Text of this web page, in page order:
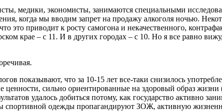
медики, экономисты, занимаются специальными
когда мы вводим запрет на продажу алкоголя ночью.
это приводит к росту самогона и некачественного,
крае – с 11. И в других городах – с 10. Но я все равно
показывают, что за 10-15 лет все-таки снизилось
ценности, сильно ориентированные на здоровый образ
удалось добиться потому, как государство активно
спортивной одежды пропагандируют ЗОЖ, активную